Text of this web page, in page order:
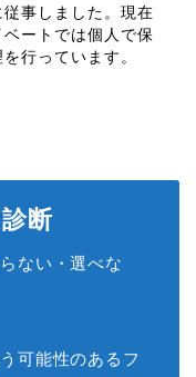
事しました。現在
ートでは個人で保
行っています。
断
ない・選べな
可能性のあるフ